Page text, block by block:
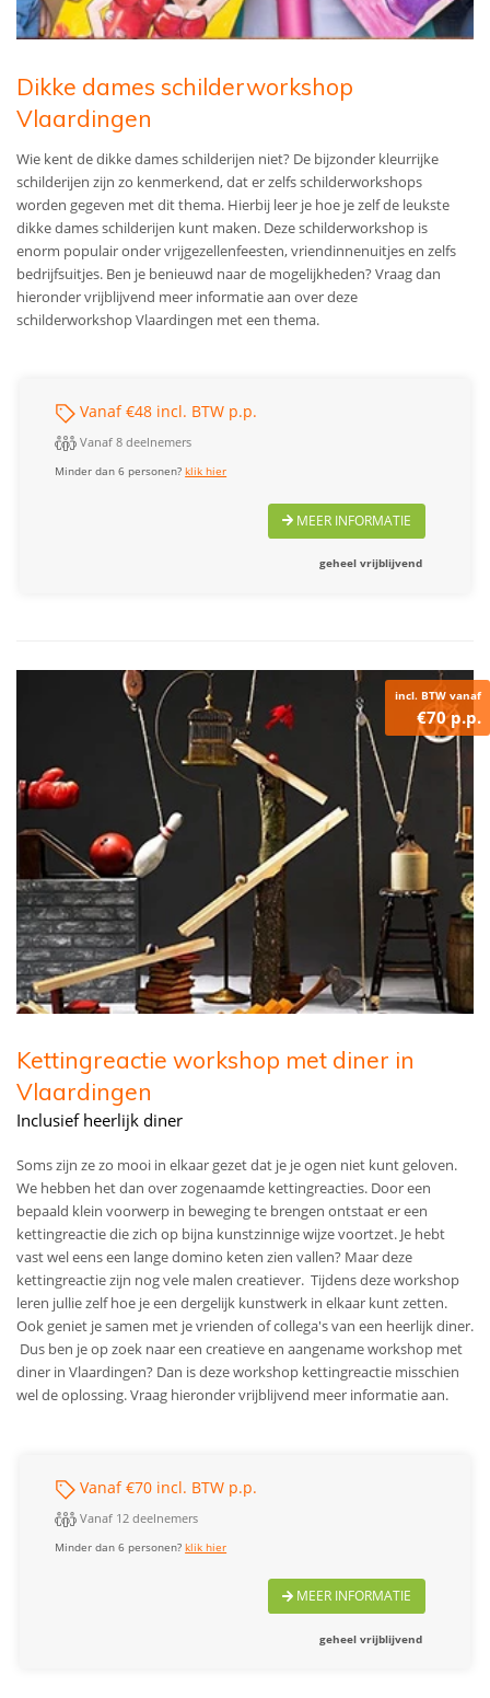
Dikke dames schilderworkshop
Vlaardingen
Wie kent de dikke dames schilderijen niet? De bijzonder kleurrijke
schilderijen zijn zo kenmerkend, dat er zelfs schilderworkshops
worden gegeven met dit thema. Hierbij leer je hoe je zelf de leukste
dikke dames schilderijen kunt maken. Deze schilderworkshop is
enorm populair onder vrijgezellenfeesten, vriendinnenuitjes en zelfs
bedrijfsuitjes. Ben je benieuwd naar de mogelijkheden? Vraag dan
hieronder vrijblijvend meer informatie aan over deze
schilderworkshop Vlaardingen met een thema.
Vanaf €48 incl. BTW p.p.
Vanaf 8 deelnemers
Minder dan 6 personen?klik hier
MEER INFORMATIE
geheel vrijblijvend
incl. BTW vanaf
€70 p.p.
Kettingreactie workshop met diner in
Vlaardingen
Inclusief heerlijk diner
Soms zijn ze zo mooi in elkaar gezet dat je je ogen niet kunt geloven.
We hebben het dan over zogenaamde kettingreacties. Door een
bepaald klein voorwerp in beweging te brengen ontstaat er een
kettingreactie die zich op bijna kunstzinnige wijze voortzet. Je hebt
vast wel eens een lange domino keten zien vallen? Maar deze
kettingreactie zijn nog vele malen creatiever. Tijdens deze workshop
leren jullie zelf hoe je een dergelijk kunstwerk in elkaar kunt zetten.
Ook geniet je samen met je vrienden of collega's van een heerlijk diner.
Dus ben je op zoek naar een creatieve en aangename workshop met
diner in Vlaardingen? Dan is deze workshop kettingreactie misschien
wel de oplossing. Vraag hieronder vrijblijvend meer informatie aan.
Vanaf €70 incl. BTW p.p.
Vanaf 12 deelnemers
Minder dan 6 personen?klik hier
MEER INFORMATIE
geheel vrijblijvend